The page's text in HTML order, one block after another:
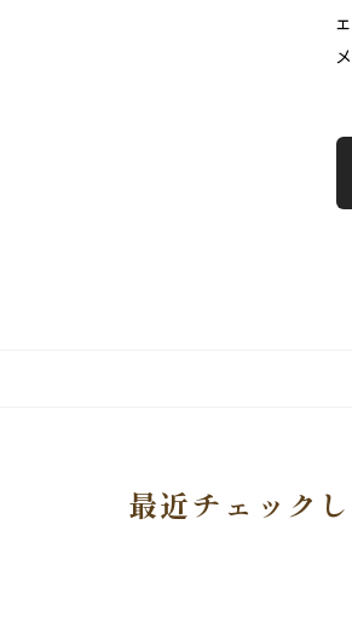
最近チェック